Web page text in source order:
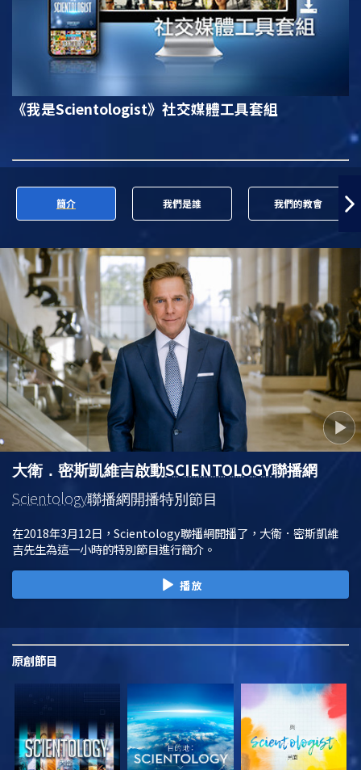
《我是Scientologist》 社交媒體工具套組
簡介 我們是誰 我們的教會
大衛．密斯凱維吉啟動SCIENTOLOGY聯播網
Scientology聯播網開播特別節目
在2018年3月12日，Scientology聯播網開播了，大衛．密斯凱維
吉先生為這一小時的特別節目進行簡介。
播放
原創節目